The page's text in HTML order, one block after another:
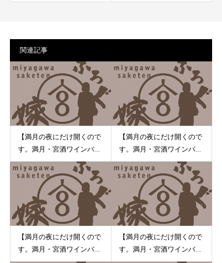
関連記事
【満月の夜にだけ開くので
す。満月・宮酒ワインバ...
【満月の夜にだけ開くので
す。満月・宮酒ワインバ...
【満月の夜にだけ開くので
す。満月・宮酒ワインバ...
【満月の夜にだけ開くので
す。満月・宮酒ワインバ...